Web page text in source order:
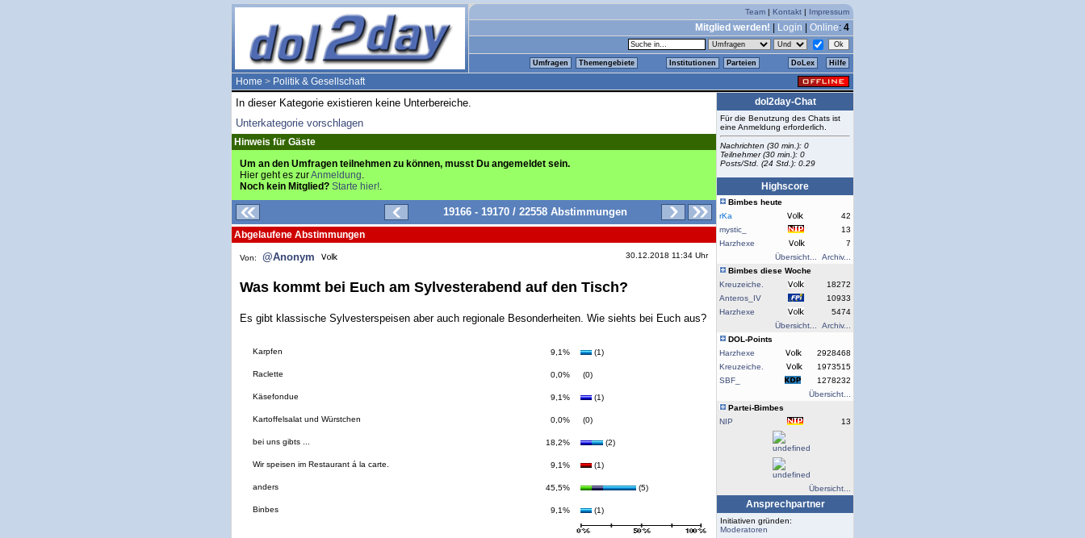
Team | Kontakt | Impressum
Mitglied werden! Login Online: 4
Umfragen Themengebiete Institutionen Parteien DoLex Hilfe
Home > Politik & Gesellschaft
In dieser Kategorie existieren keine Unterbereiche.
Unterkategorie vorschlagen
Hinweis für Gäste
Um an den Umfragen teilnehmen zu können, musst Du angemeldet sein.
Hier geht es zurAnmeldung.
Noch kein Mitglied? Starte hier!.
19166 - 19170 / 22558 Abstimmungen
Abgelaufene Abstimmungen
Von: @Anonym 30.12.2018 11:34 Uhr
Was kommt bei Euch am Sylvesterabend auf den Tisch?
Es gibt klassische Sylvesterspeisen aber auch regionale Besonderheiten. Wie siehts bei Euch aus?
Karpfen 9,1% (1)
Raclette 0,0% (0)
Käsefondue 9,1% (1)
Kartoffelsalat und Würstchen 0,0% (0)
bei uns gibts ... 18,2% (2)
Wir speisen im Restaurant á la carte. 9,1% (1)
anders 45,5% (5)
Binbes 9,1% (1)
dol2day-Chat
Für die Benutzung des Chats ist
eine Anmeldung erforderlich.
Nachrichten (30 min.): 0
Teilnehmer (30 min.): 0
Posts/Std. (24 Std.): 0.29
Highscore
Bimbes heute
rKa
42
mystic_
13
Harzhexe
7
Übersicht...
Archiv...
Bimbes diese Woche
Kreuzeiche.
18272
Anteros_IV
10933
Harzhexe
5474
Übersicht...
Archiv...
DOL-Points
Harzhexe
2928468
Kreuzeiche.
1973515
SBF_
1278232
Übersicht...
Partei-Bimbes
NIP
13
Übersicht...
Ansprechpartner
Initiativen gründen:
Moderatoren